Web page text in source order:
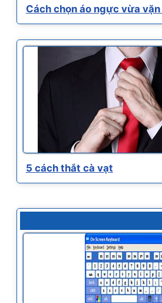
Cách chọn áo ngực vừa
5 cách thắt cà vạt